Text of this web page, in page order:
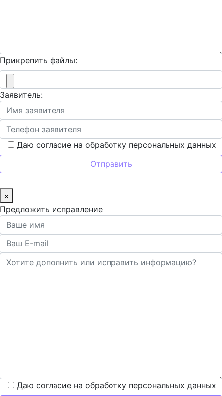
Прикрепить файлы:
Заявитель:
Даю согласие на обработку персональных данных
×
Предложить исправление
Даю согласие на обработку персональных данных